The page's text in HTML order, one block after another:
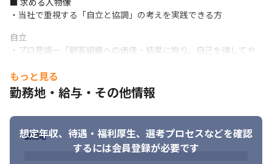
・当社のプロダクトは、領域はB2B/B2C、種類もSaaS/分析など
設計/技術に触れる機会があります
・自らの発案でホスティング先やミドルウェア/SaaSの選定を行う
けるチャンスも多いです
・サービス開始8カ月で50社以上に導入された営業支援サービス
『ソーシャルセリング』をはじめ、新しいプロダクトを立ち上げ
るノウハウが豊富なので、今後も随時プロダクトの立ち上げを予
定しています
・自社サービスの成長にコミットしながらも、新しいサービスの
開発にも携わるチャンスがあります
・当社で重視する「自立と協調」の考えを実践できる方
自立
・プロ意識ー「顧客組織への価値・結果に拘り、自己を律してや
・主体性ー「自分の考えと高い視点を持ち、自ら機会を創り行動
する事」
・問題解決力ー「明確な理想を持って問題の真因を特定し、解決
しきる事」
協調
・チーム意識「共通の理想意識を持ち、高め合って共同実現する
もっと見る
勤務地・給与・その他情報
想定年収、待遇・福利厚生、 選考プロセスなどを確認
するには会員登録が必要です
勤務地